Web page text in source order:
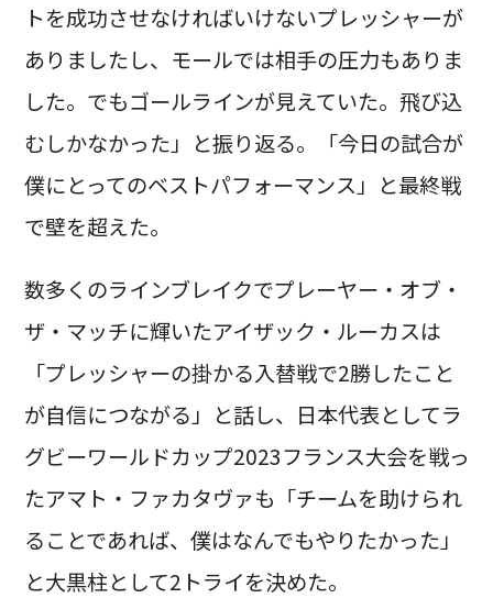
トを成功させなければいけないプレッシャーが
ありましたし、モールでは相手の圧力もありま
した。でもゴールラインが見えていた。飛び込
むしかなかった」と振り返る。「今日の試合が
僕にとってのベストパフォーマンス」と最終戦
で壁を超えた。
数多くのラインブレイクでプレーヤー・オブ・
ザ・マッチに輝いたアイザック・ルーカスは
「プレッシャーの掛かる入替戦で2勝したこと
が自信につながる」と話し、日本代表としてラ
グビーワールドカップ2023フランス大会を戦っ
たアマト・ファカタヴァも「チームを助けられ
ることであれば、僕はなんでもやりたかった」
と大黒柱として2トライを決めた。